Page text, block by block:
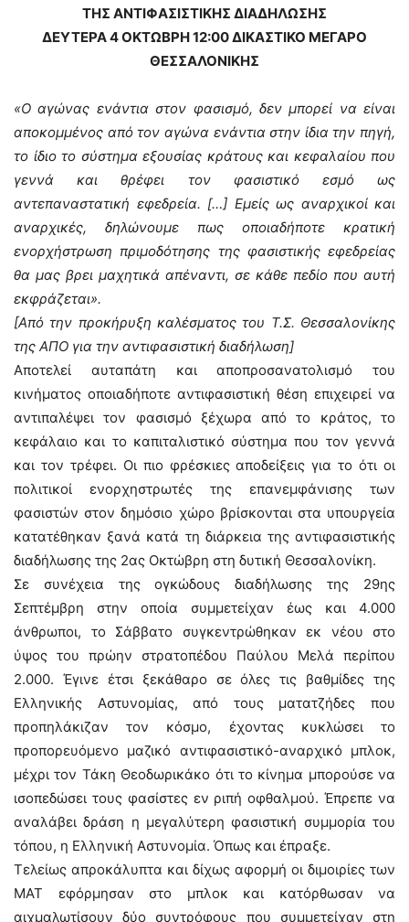
ΤΗΣ ΑΝΤΙΦΑΣΙΣΤΙΚΗΣ ΔΙΑΔΗΛΩΣΗΣ
ΔΕΥΤΕΡΑ 4 ΟΚΤΩΒΡΗ 12:00 ΔΙΚΑΣΤΙΚΟ ΜΕΓΑΡΟ
ΘΕΣΣΑΛΟΝΙΚΗΣ
«Ο αγώνας ενάντια στον φασισμό, δεν μπορεί να είναι
αποκομμένος από τον αγώνα ενάντια στην ίδια την πηγή,
το ίδιο το σύστημα εξουσίας κράτους και κεφαλαίου που
γεννά και θρέφει τον φασιστικό εσμό ως
αντεπαναστατική εφεδρεία. […] Εμείς ως αναρχικοί και
αναρχικές, δηλώνουμε πως οποιαδήποτε κρατική
ενορχήστρωση πριμοδότησης της φασιστικής εφεδρείας
θα μας βρει μαχητικά απέναντι, σε κάθε πεδίο που αυτή
εκφράζεται».
[Από την προκήρυξη καλέσματος του Τ.Σ. Θεσσαλονίκης
της ΑΠΟ για την αντιφασιστική διαδήλωση]
Αποτελεί αυταπάτη και αποπροσανατολισμό του
κινήματος οποιαδήποτε αντιφασιστική θέση επιχειρεί να
αντιπαλέψει τον φασισμό ξέχωρα από το κράτος, το
κεφάλαιο και το καπιταλιστικό σύστημα που τον γεννά
και τον τρέφει. Οι πιο φρέσκιες αποδείξεις για το ότι οι
πολιτικοί ενορχηστρωτές της επανεμφάνισης των
φασιστών στον δημόσιο χώρο βρίσκονται στα υπουργεία
κατατέθηκαν ξανά κατά τη διάρκεια της αντιφασιστικής
διαδήλωσης της 2ας Οκτώβρη στη δυτική Θεσσαλονίκη.
Σε συνέχεια της ογκώδους διαδήλωσης της 29ης
Σεπτέμβρη στην οποία συμμετείχαν έως και 4.000
άνθρωποι, το Σάββατο συγκεντρώθηκαν εκ νέου στο
ύψος του πρώην στρατοπέδου Παύλου Μελά περίπου
2.000. Έγινε έτσι ξεκάθαρο σε όλες τις βαθμίδες της
Ελληνικής Αστυνομίας, από τους ματατζήδες που
προπηλάκιζαν τον κόσμο, έχοντας κυκλώσει το
προπορευόμενο μαζικό αντιφασιστικό-αναρχικό μπλοκ,
μέχρι τον Τάκη Θεοδωρικάκο ότι το κίνημα μπορούσε να
ισοπεδώσει τους φασίστες εν ριπή οφθαλμού. Έπρεπε να
αναλάβει δράση η μεγαλύτερη φασιστική συμμορία του
τόπου, η Ελληνική Αστυνομία. Όπως και έπραξε.
Τελείως απροκάλυπτα και δίχως αφορμή οι διμοιρίες των
ΜΑΤ εφόρμησαν στο μπλοκ και κατόρθωσαν να
αιχμαλωτίσουν δύο συντρόφους που συμμετείχαν στη